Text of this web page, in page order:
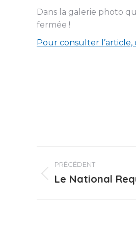
Dans la galerie photo
fermée !
Pour consulter l’article,
Navigation
article
PRÉCÉDENT
Article
Le National